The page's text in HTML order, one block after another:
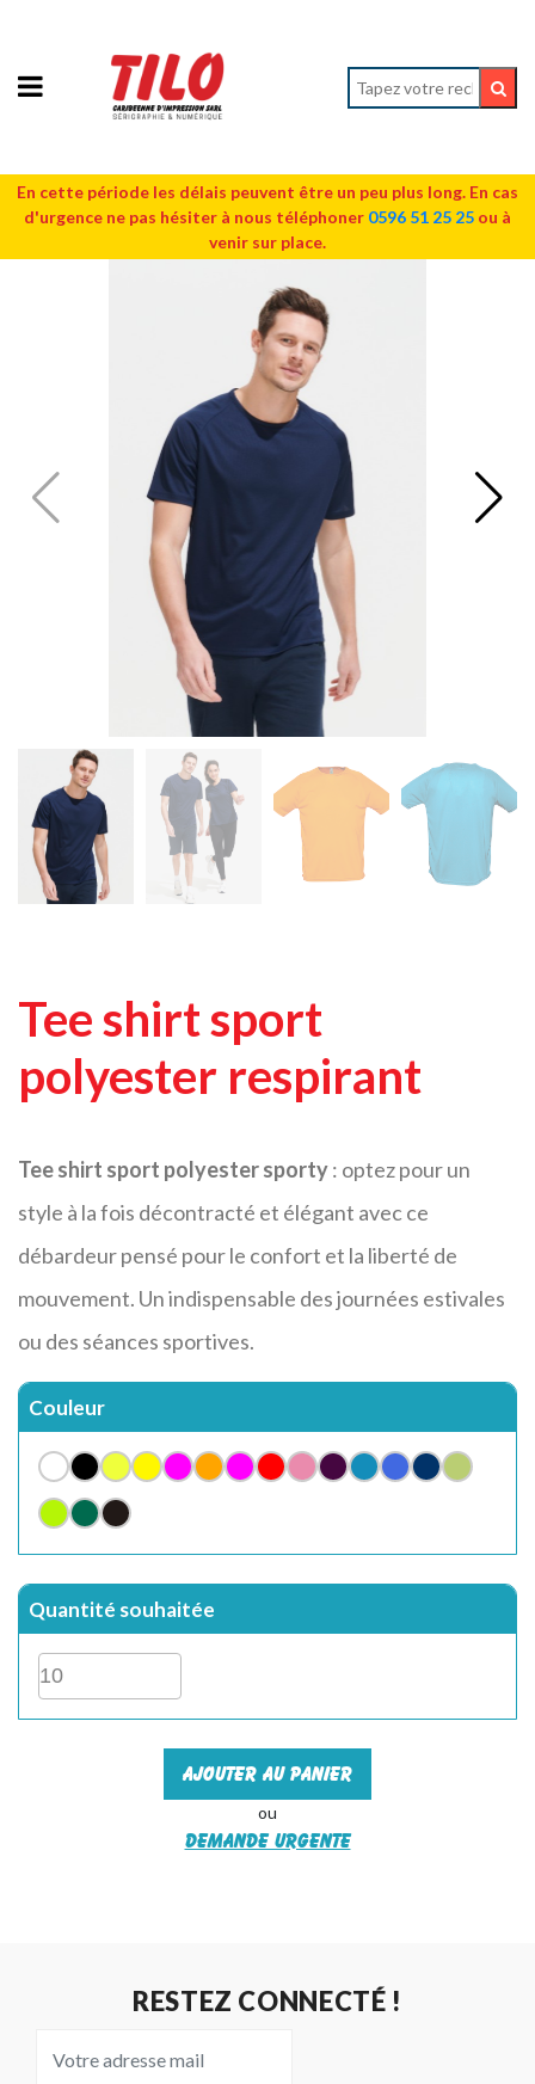
En cette période les délais peuvent être un peu plus long. En cas
d'urgence ne pas hésiter à nous téléphoner 0596 51 25 25 ou à
venir sur place.
Tee shirt sport
polyester respirant
Tee shirt sport polyester sporty: optez pour un
style à la fois décontracté et élégant avec ce
débardeur pensé pour le confort et la liberté de
mouvement. Un indispensable des journées estivales
ou des séances sportives.
Couleur
Quantité souhaitée
Ajouter au panier
ou
Demande urgente
RESTEZ CONNECTÉ !